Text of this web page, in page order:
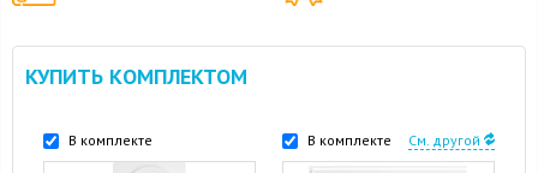
КУПИТЬ КОМПЛЕКТОМ
В комплекте В комплекте См. другой